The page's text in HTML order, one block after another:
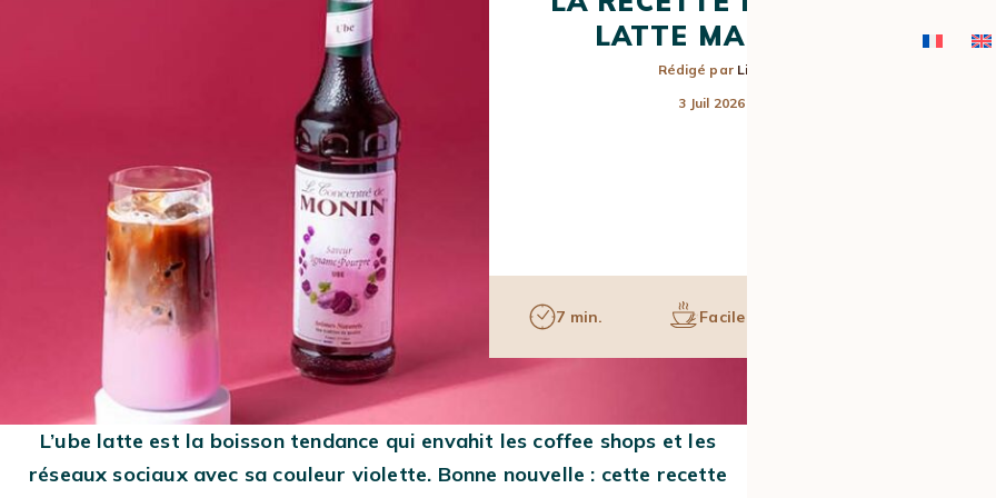
MACHINES À CAFÉ
À GRAIN
CAFÉS EN GRAINS
MACHINES À CAFÉ
CAPSULES
LATTE MAISON
Rédigé par Lisa
3 Juil 2026
7 min. Facile
L’ube latte est la boisson tendance qui envahit les coffee shops et les
réseaux sociaux avec sa couleur violette. Bonne nouvelle : cette recette